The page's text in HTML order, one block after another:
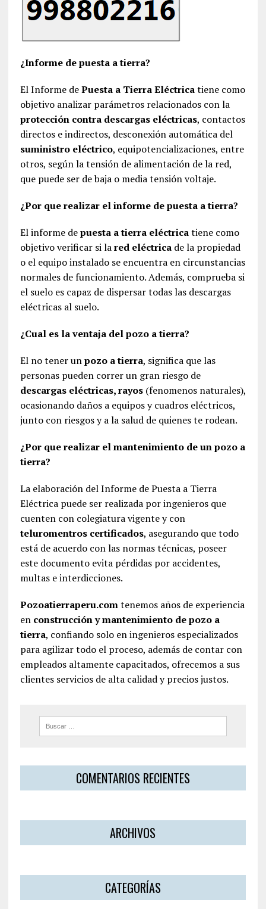
¿Informe de puesta a tierra?
El Informe dePuesta a Tierra Eléctricatiene como
objetivo analizar parámetros relacionados con la
protección contra descargas eléctricas, contactos
directos e indirectos, desconexión automática del
suministro eléctrico, equipotencializaciones, entre
otros, según la tensión de alimentación de la red,
que puede ser de baja o media tensión voltaje.
¿Por que realizar el informe de puesta a tierra?
El informe depuesta a tierra eléctricatiene como
objetivo verificar si lared eléctricade la propiedad
o el equipo instalado se encuentra en circunstancias
normales de funcionamiento. Además, comprueba si
el suelo es capaz de dispersar todas las descargas
eléctricas al suelo.
¿Cual es la ventaja del pozo a tierra?
El no tener unpozo a tierra, significa que las
personas pueden correr un gran riesgo de
descargas eléctricas, rayos(fenomenos naturales),
ocasionando daños a equipos y cuadros eléctricos,
junto con riesgos y a la salud de quienes te rodean.
¿Por que realizar el mantenimiento de un pozo a
tierra?
La elaboración del Informe de Puesta a Tierra
Eléctrica puede ser realizada por ingenieros que
cuenten con colegiatura vigente y con
teluromentros certificados, asegurando que todo
está de acuerdo con las normas técnicas, poseer
este documento evita pérdidas por accidentes,
multas e interdicciones.
Pozoatierraperu.comtenemos años de experiencia
en construcción y mantenimiento de pozo a
tierra, confiando solo en ingenieros especializados
para agilizar todo el proceso, además de contar con
empleados altamente capacitados, ofrecemos a sus
clientes servicios de alta calidad y precios justos.
COMENTARIOS RECIENTES
ARCHIVOS
CATEGORÍAS